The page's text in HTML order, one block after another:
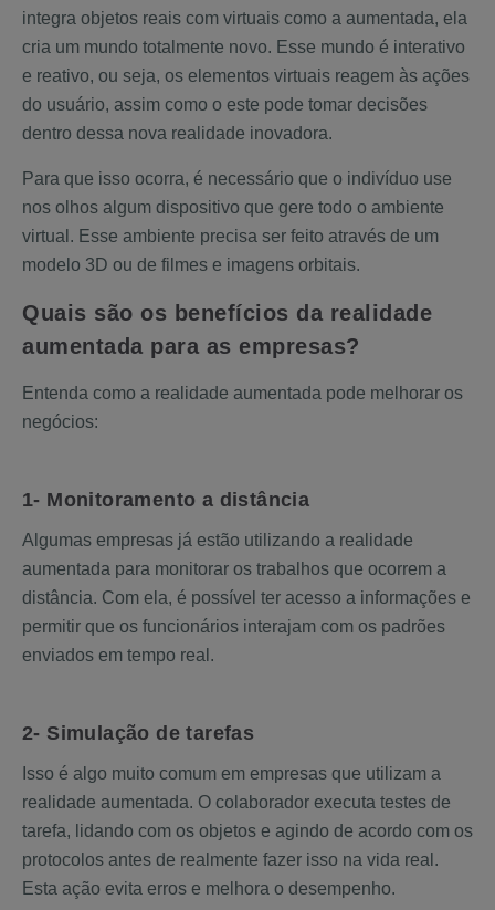
integra objetos reais com virtuais como a aumentada, ela
cria um mundo totalmente novo. Esse mundo é interativo
e reativo, ou seja, os elementos virtuais reagem às ações
do usuário, assim como o este pode tomar decisões
dentro dessa nova realidade inovadora.
Para que isso ocorra, é necessário que o indivíduo use
nos olhos algum dispositivo que gere todo o ambiente
virtual. Esse ambiente precisa ser feito através de um
modelo 3D ou de filmes e imagens orbitais.
Quais são os benefícios da realidade
aumentada para as empresas?
Entenda como a realidade aumentada pode melhorar os
negócios:
1- Monitoramento a distância
Algumas empresas já estão utilizando a realidade
aumentada para monitorar os trabalhos que ocorrem a
distância. Com ela, é possível ter acesso a informações e
permitir que os funcionários interajam com os padrões
enviados em tempo real.
2- Simulação de tarefas
Isso é algo muito comum em empresas que utilizam a
realidade aumentada. O colaborador executa testes de
tarefa, lidando com os objetos e agindo de acordo com os
protocolos antes de realmente fazer isso na vida real.
Esta ação evita erros e melhora o desempenho.